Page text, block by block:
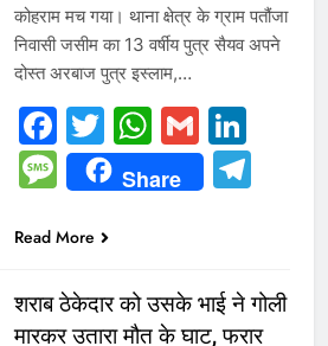
कोहराम मच गया। थाना क्षेत्र के ग्राम पतौंजा
निवासी जसीम का 13 वर्षीय पुत्र सैयव अपने
दोस्त अरबाज पुत्र इस्लाम,…
Facebook
TwitterGmail
Message
Share
Read More
शराब ठेकेदार को उसके भाई ने गोली
मारकर उतारा मौत के घाट, फरार